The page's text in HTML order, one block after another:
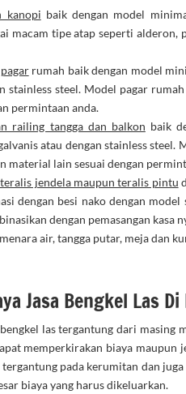
kanopi baik dengan model
macam tipe atap seperti
rumah baik dengan model
stainless steel. Model pagar
permintaan anda.
railing tangga dan balkon baik
atau dengan stainless
material lain sesuai dengan
teralis jendela maupun teralis pintu
dengan besi nako dengan
dengan pemasangan kasa
air, tangga putar, meja dan
Jasa Bengkel Las
las tergantung dari masing
memperkirakan biaya maupun
pada kerumitan dan
biaya yang harus dikeluarkan.